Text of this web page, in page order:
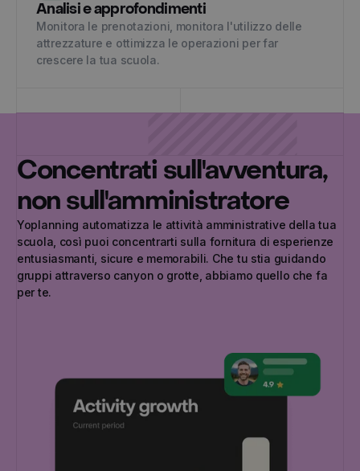
Analisi e approfondimenti
Monitora le prenotazioni, monitora l'utilizzo delle
attrezzature e ottimizza le operazioni per far
crescere la tua scuola.
Concentrati sull'avventura,
non sull'amministratore
Yoplanning automatizza le attività amministrative della tua
scuola, così puoi concentrarti sulla fornitura di esperienze
entusiasmanti, sicure e memorabili. Che tu stia guidando
gruppi attraverso canyon o grotte, abbiamo quello che fa
per te.